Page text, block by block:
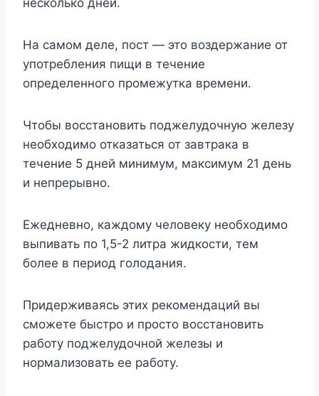
На самом деле, пост — это воздержание от
употребления пищи в течение
определенного промежутка времени.
Чтобы восстановить поджелудочную железу
необходимо отказаться от завтрака в
течение 5 дней минимум, максимум 21 день
и непрерывно.
Ежедневно, каждому человеку необходимо
выпивать по 1,5-2 литра жидкости, тем
более в период голодания.
Придерживаясь этих рекомендаций вы
сможете быстро и просто восстановить
работу поджелудочной железы и
нормализовать ее работу.